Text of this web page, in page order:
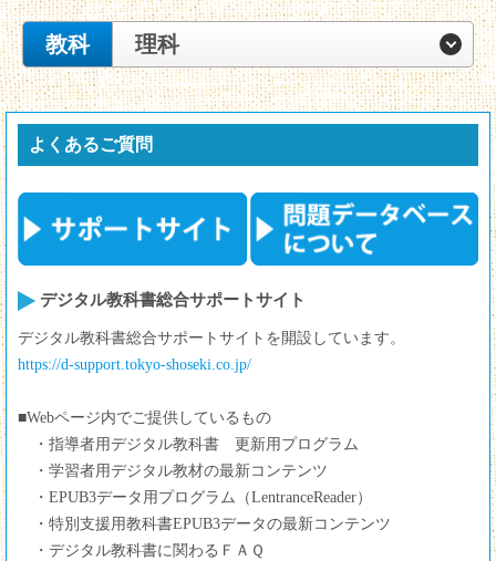
教科 理科
よくあるご質問
デジタル教科書総合サポートサイト
デジタル教科書総合サポートサイトを開設しています。
https://d-support.tokyo-shoseki.co.jp/
■Webページ内でご提供しているもの
・指導者用デジタル教科書 更新用プログラム
・学習者用デジタル教材の最新コンテンツ
・EPUB3データ用プログラム（LentranceReader）
・特別支援用教科書EPUB3データの最新コンテンツ
・デジタル教科書に関わるＦＡＱ